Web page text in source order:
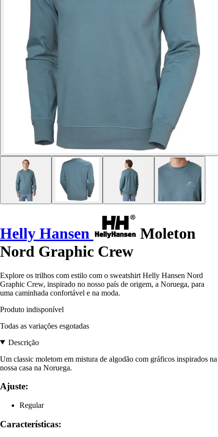
Helly Hansen
Moleton
Nord Graphic Crew
Explore os trilhos com estilo com o sweatshirt Helly Hansen Nord
Graphic Crew, inspirado no nosso país de origem, a Noruega, para
uma caminhada confortável e na moda.
Produto indisponível
Todas as variações esgotadas
Descrição
Um classic moletom em mistura de algodão com gráficos inspirados na
nossa casa na Noruega.
Ajuste:
Regular
Características: